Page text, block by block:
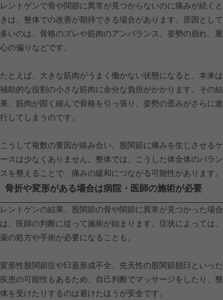
レントゲンで骨や関節に異常が見つからないのに痛みが続くと
きは、整体での改善が期待できる場合があります。原因として
多いのは、骨格のズレや筋肉のアンバランス、姿勢の崩れ、重
心の偏りなどです。
たとえば、大きな筋肉がうまく働かない状態になると、本来は
補助的な役割の小さな筋肉に余分な負担がかかります。その結
果、筋肉が固く縮んで骨格を引っ張り、姿勢の歪みがさらに進
行してしまうのです。
こうして複数の要因が絡み合い、股関節に痛みを生じさせるケ
ースは少なくありません。整体では、こうした体全体のバラン
スを整えることで、痛みの緩和につながる可能性があります。
骨折や変形がある場合は病院・医師の施術が必要
レントゲンの結果、股関節の骨や関節に異常が見つかった場合
は、医師の判断に従って施術が始まります。症状によっては、
薬の処方や手術が必要になることも。
変形性股関節症や臼蓋形成不全、先天性の股関節脱臼といった
疾患の可能性もあるため、自己判断でマッサージをしたり、整
体を受けたりするのは避けたほうが安全です。